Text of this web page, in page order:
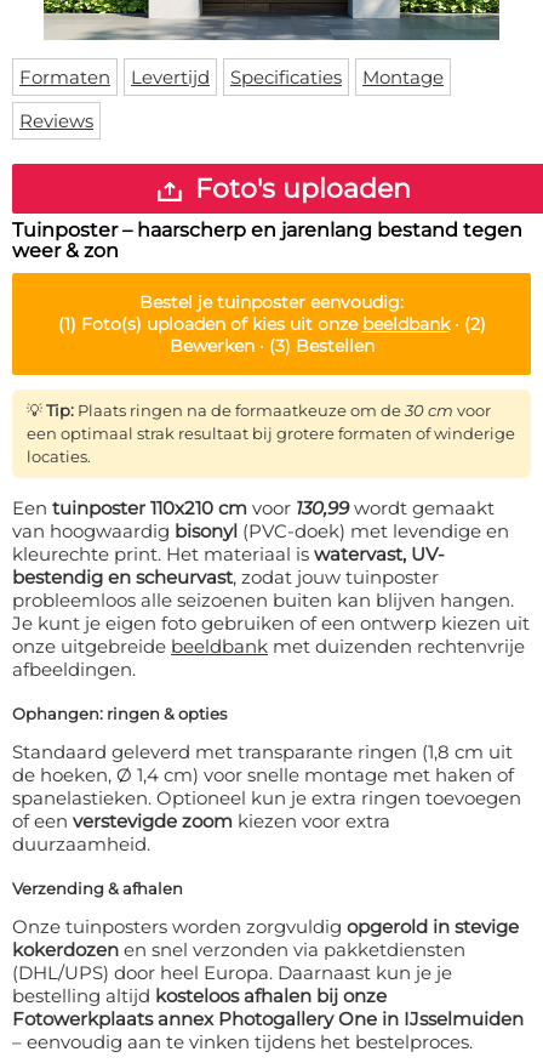
Deurmat
Vloermat
Skateboard deck
Over ons
Levertijden
Inloggen
WhatsApp
Formaten Levertijd Specificaties
Montage
Reviews
Foto's uploaden
Tuinposter – haarscherp en jarenlang bestand tegen
weer & zon
Bestel jetuinposter eenvoudig:
(1) Foto(s) uploaden of kies uit onze beeldbank· (2)
Bewerken · (3) Bestellen
💡Tip: Plaats ringen na de formaatkeuze om de30 cm voor
een optimaal strak resultaat bij grotere formaten of winderige
locaties.
Een tuinposter 110x210 cm voor 130,99wordt gemaakt
van hoogwaardig bisonyl (PVC-doek) met levendige en
kleurechte print. Het materiaal is watervast, UV-
bestendig en scheurvast, zodat jouw tuinposter
probleemloos alle seizoenen buiten kan blijven hangen.
Je kunt je eigen foto gebruiken of een ontwerp kiezen uit
onze uitgebreide beeldbank met duizenden rechtenvrije
afbeeldingen.
Ophangen: ringen & opties
Standaard geleverd met transparante ringen (1,8 cm uit
de hoeken, Ø 1,4 cm) voor snelle montage met haken of
spanelastieken. Optioneel kun je extra ringen toevoegen
of een verstevigde zoom kiezen voor extra
duurzaamheid.
Verzending & afhalen
Onze tuinposters worden zorgvuldig opgerold in stevige
kokerdozen en snel verzonden via pakketdiensten
(DHL/UPS) door heel Europa. Daarnaast kun je je
bestelling altijd kosteloos afhalen bij onze
Fotowerkplaats annex Photogallery One in IJsselmuiden
– eenvoudig aan te vinken tijdens het bestelproces.